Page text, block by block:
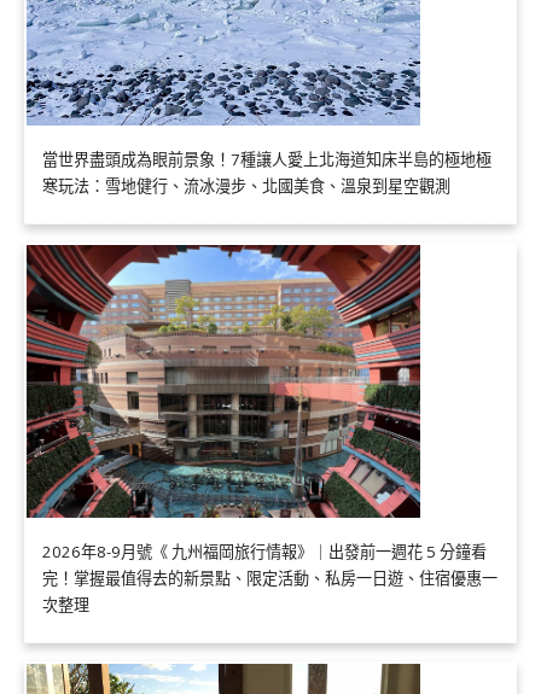
當世界盡頭成為眼前景象！7種讓人愛上北海道知床半島的極地極
寒玩法：雪地健行、流冰漫步、北國美食、溫泉到星空觀測
2026年8-9月號《 九州福岡旅行情報》｜出發前一週花 5 分鐘看
完！掌握最值得去的新景點、限定活動、私房一日遊、住宿優惠一
次整理